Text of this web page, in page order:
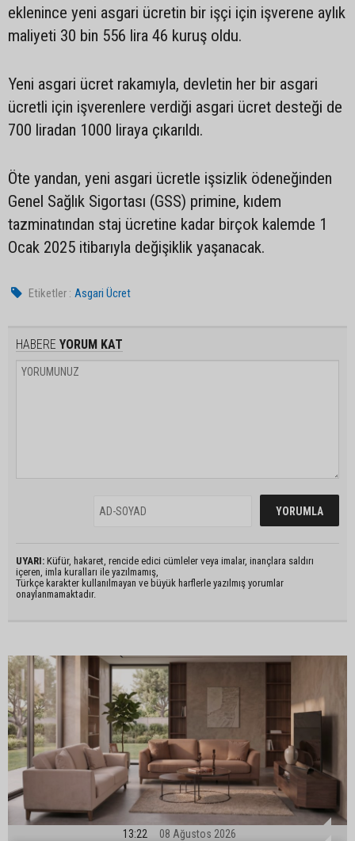
eklenince yeni asgari ücretin bir işçi için işverene aylık
maliyeti 30 bin 556 lira 46 kuruş oldu.
Yeni asgari ücret rakamıyla, devletin her bir asgari
ücretli için işverenlere verdiği asgari ücret desteği de
700 liradan 1000 liraya çıkarıldı.
Öte yandan, yeni asgari ücretle işsizlik ödeneğinden
Genel Sağlık Sigortası (GSS) primine, kıdem
tazminatından staj ücretine kadar birçok kalemde 1
Ocak 2025 itibarıyla değişiklik yaşanacak.
Etiketler : Asgari Ücret
HABERE YORUM KAT
UYARI: Küfür, hakaret, rencide edici cümleler veya imalar, inançlara saldırı
içeren, imla kuralları ile yazılmamış,
Türkçe karakter kullanılmayan ve büyük harflerle yazılmış yorumlar
onaylanmamaktadır.
13:22 08 Ağustos 2026